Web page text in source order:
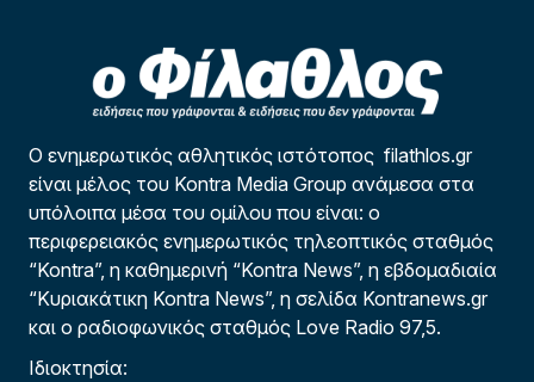
Ο ενημερωτικός αθλητικός ιστότοπος filathlos.gr
είναι μέλος του Kontra Media Group ανάμεσα στα
υπόλοιπα μέσα του ομίλου που είναι: ο
περιφερειακός ενημερωτικός τηλεοπτικός σταθμός
“Kontra”, η καθημερινή “Kontra News”, η εβδομαδιαία
“Κυριακάτικη Kontra News”, η σελίδα Kontranews.gr
και ο ραδιοφωνικός σταθμός Love Radio 97,5.
Ιδιοκτησία: